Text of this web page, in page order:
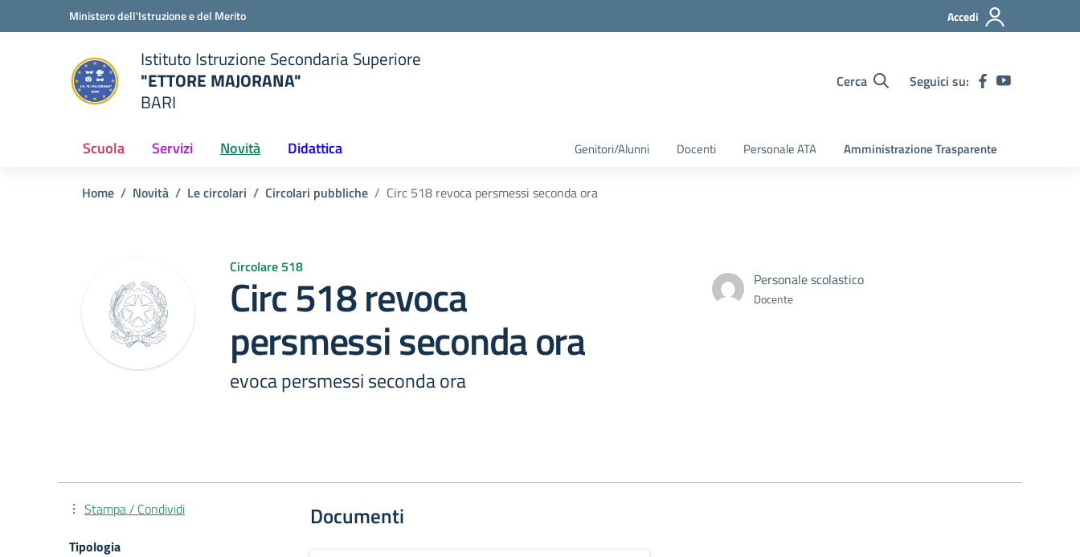
Vai ai contenuti
Vai al menu di navigazioneMinistero dell'Istruzione e del Merito Accedi
scuola
Istituto Istruzione Secondaria Superiore
"ETTORE MAJORANA"
BARI
Cerca Seguici su:
Scuola Servizi Novità Didattica Genitori/Alunni Docenti Personale ATA Amministrazione Trasparente
Home Novità Le circolari Circolari pubbliche Circ 518 revoca persmessi seconda ora
Circolare 518
Circ 518 revoca
persmessi seconda ora
evoca persmessi seconda ora
Personale scolastico
Docente
Documenti
Stampa / Condividi
Tipologia